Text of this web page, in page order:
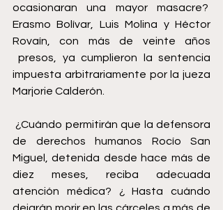
ocasionaran una mayor masacre?
Erasmo Bolívar, Luis Molina y Héctor
Rovaín, con más de veinte años
presos, ya cumplieron la sentencia
impuesta arbitrariamente por la jueza
Marjorie Calderón.
¿Cuándo permitirán que la defensora
de derechos humanos Rocío San
Miguel, detenida desde hace más de
diez meses, reciba adecuada
atención médica? ¿ Hasta cuándo
dejarán morir en las cárceles a más de